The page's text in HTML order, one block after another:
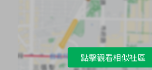
點擊觀看相似社區